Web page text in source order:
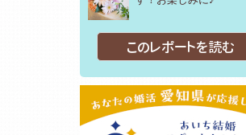
このレポートを読む